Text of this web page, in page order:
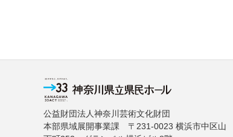
公益財団法人神奈川芸術文化財団
本部県域展開事業課 〒231-0023 横浜市中区山